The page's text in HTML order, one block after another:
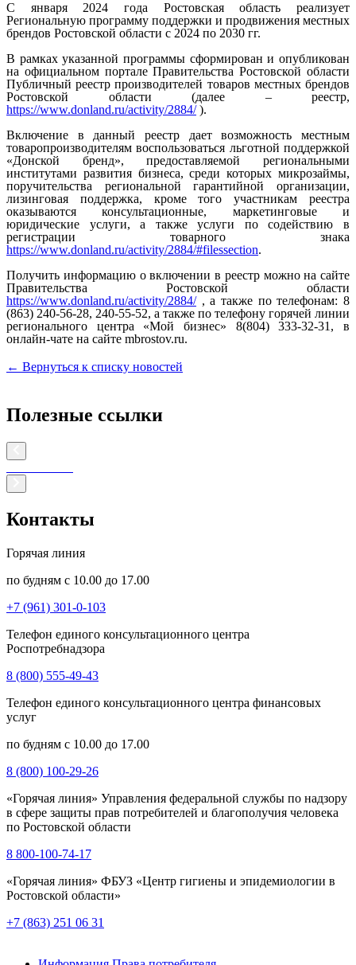
С января 2024 года Ростовская область реализует
Региональную программу поддержки и продвижения местных
брендов Ростовской области с 2024 по 2030 гг.
В рамках указанной программы сформирован и опубликован
на официальном портале Правительства Ростовской области
Публичный реестр производителей товаров местных брендов
Ростовской области (далее – реестр,
https://www.donland.ru/activity/2884/).
Включение в данный реестр дает возможность местным
товаропроизводителям воспользоваться льготной поддержкой
«Донской бренд», предоставляемой региональными
институтами развития бизнеса, среди которых микрозаймы,
поручительства региональной гарантийной организации,
лизинговая поддержка, кроме того участникам реестра
оказываются консультационные, маркетинговые и
юридические услуги, а также услуги по содействию в
регистрации товарного знака
https://www.donland.ru/activity/2884/#filessection.
Получить информацию о включении в реестр можно на сайте
Правительства Ростовской области
https://www.donland.ru/activity/2884/, а также по телефонам: 8
(863) 240-56-28, 240-55-52, а также по телефону горячей линии
регионального центра «Мой бизнес» 8(804) 333-32-31, в
онлайн-чате на сайте mbrostov.ru.
← Вернуться к списку новостей
Полезные ссылки
Контакты
Горячая линия
по будням с 10.00 до 17.00
+7 (961) 301-0-103
Телефон единого консультационного центра
Роспотребнадзора
8 (800) 555-49-43
Телефон единого консультационного центра финансовых
услуг
по будням с 10.00 до 17.00
8 (800) 100-29-26
«Горячая линия» Управления федеральной службы по надзору
в сфере защиты прав потребителей и благополучия человека
по Ростовской области
8 800-100-74-17
«Горячая линия» ФБУЗ «Центр гигиены и эпидемиологии в
Ростовской области»
+7 (863) 251 06 31